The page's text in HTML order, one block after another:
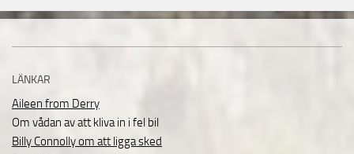
LÄNKAR
Aileen from Derry
Om vådan av att kliva in i fel bil
Billy Connolly om att ligga sked